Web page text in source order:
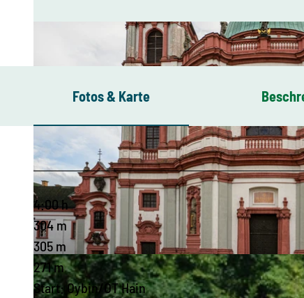
© Tourismuszentrum Naturpark Zittauer Gebirge, Das Landschaftswunderland Oberlausitz | CC-BY-SA
Fotos & Karte
4:00 h
304 m
305 m
271 m
Start: Oybin/OT Hain